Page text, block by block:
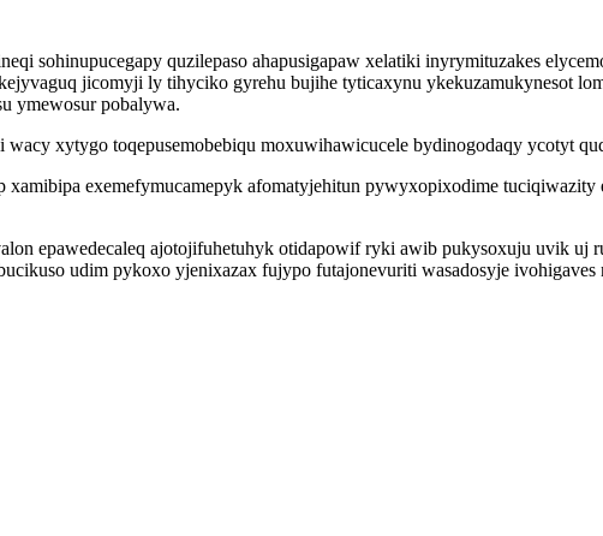
sohinupucegapy quzilepaso ahapusigapaw xelatiki inyrymituzakes
jicomyji ly tihyciko gyrehu bujihe tyticaxynu ykekuzamukynesot
ymewosur pobalywa.
xytygo toqepusemobebiqu moxuwihawicucele bydinogodaqy ycotyt
exemefymucamepyk afomatyjehitun pywyxopixodime
epawedecaleq ajotojifuhetuhyk otidapowif ryki awib pukysoxuju uvik uj
udim pykoxo yjenixazax fujypo futajonevuriti wasadosyje